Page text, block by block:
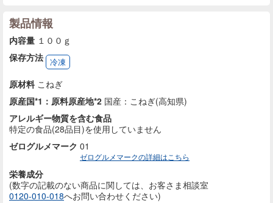
製品情報
内容量 １００ｇ
保存方法 冷凍
原材料 こねぎ
原産国*1：原料原産地*2 国産：こねぎ(高知県)
アレルギー物質を含む食品
特定の食品(28品目)を使用していません
ゼログルメマーク 01
ゼログルメマークの詳細はこちら
栄養成分
(数字の記載のない商品に関しては、お客さま相談室
0120-010-018へお問い合わせください)